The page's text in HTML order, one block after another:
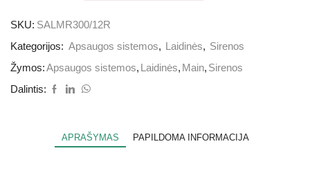
SKU: SALMR300/12R
Kategorijos: Apsaugos sistemos, Laidinės, Sirenos
Žymos:Apsaugos sistemos, Laidinės, Main, Sirenos
Dalintis:
APRAŠYMAS PAPILDOMA INFORMACIJA